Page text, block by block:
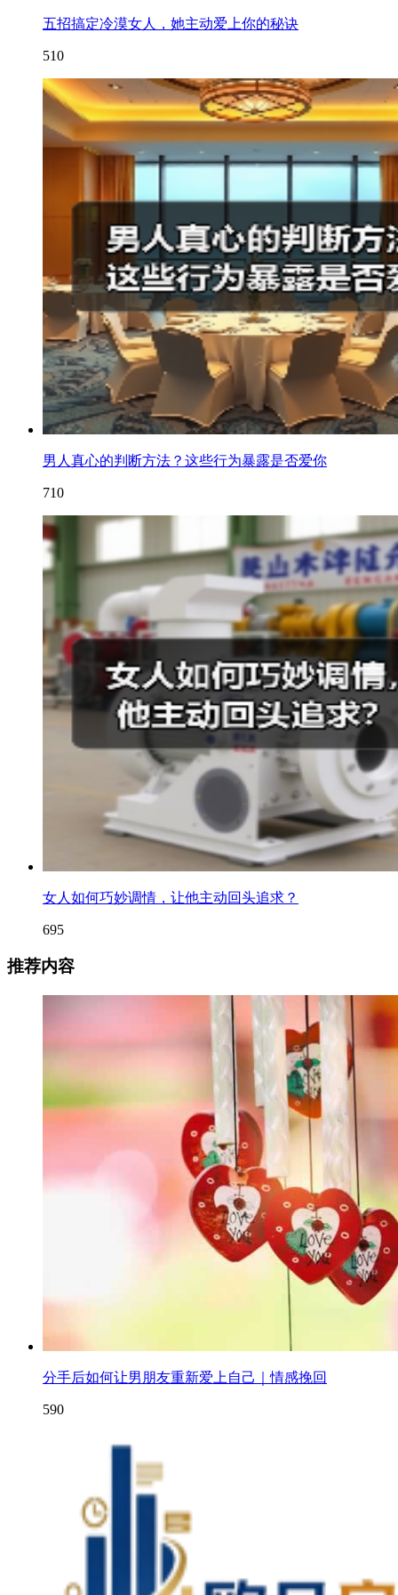
五招搞定冷漠女人，她主动爱上你的秘诀
510
男人真心的判断方法？这些行为暴露是否爱你
710
女人如何巧妙调情，让他主动回头追求？
695
推荐内容
分手后如何让男朋友重新爱上自己｜情感挽回
590